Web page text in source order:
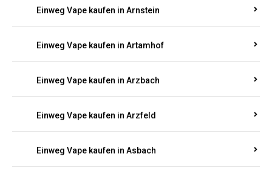
Einweg Vape kaufen in Arnstein
Einweg Vape kaufen in Artamhof
Einweg Vape kaufen in Arzbach
Einweg Vape kaufen in Arzfeld
Einweg Vape kaufen in Asbach